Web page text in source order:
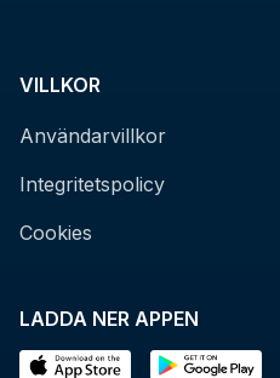
LADDA NER APPEN
VILLKOR
Användarvillkor
Integritetspolicy
Cookies